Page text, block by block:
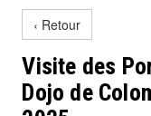
‹ Retour
Visite des
Dojo de